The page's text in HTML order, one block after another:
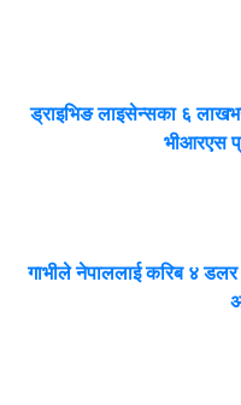
ड्राइभिङ लाइसेन्सका ६
भीआरएस
गाभीले नेपाललाई करिब ४